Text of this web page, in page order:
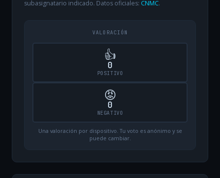
subasignatario indicado. Datos oficiales: CNMC.
VALORACIÓN
👍
0
POSITIVO
😡
0
NEGATIVO
Una valoración por dispositivo. Tu voto es anónimo y se
puede cambiar.